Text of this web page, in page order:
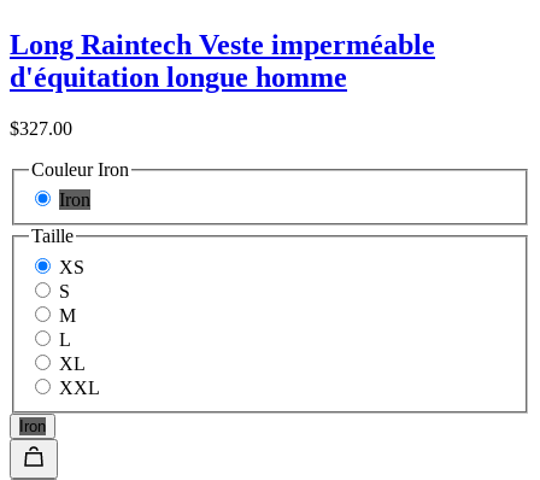
Long Raintech Veste imperméable
d'équitation longue homme
$327.00
Couleur Iron
Iron
Taille
XS
S
M
L
XL
XXL
Iron